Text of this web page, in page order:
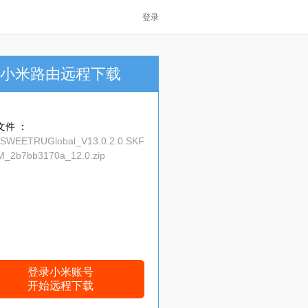
登录
小米路由远程下载
件 ：
登录小米账号
开始远程下载